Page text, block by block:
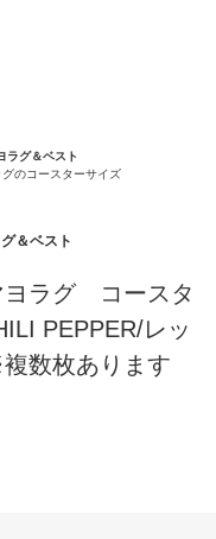
ラグ＆ベスト
のコースターサイズ
＆ベスト
ヨラグ コースタ
PEPPER/レッ
数枚あります